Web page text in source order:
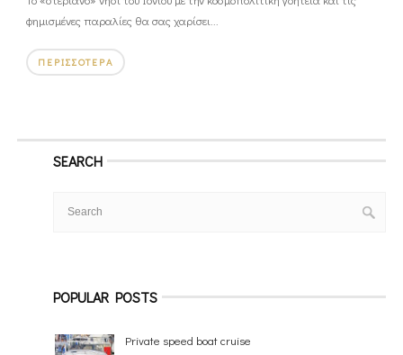
φημισμένες παραλίες θα σας χαρίσει...
ΠΕΡΙΣΣΌΤΕΡΑ
SEARCH
POPULAR POSTS
Private speed boat cruise